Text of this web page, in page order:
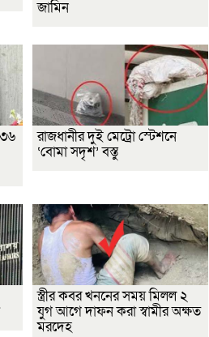
জামিন
রাজধানীর দুই মেট্রো স্টেশনে
‘বোমা সদৃশ’ বস্তু
স্ত্রীর কবর খননের সময় মিলল ২
যুগ আগে দাফন করা স্বামীর অক্ষত
মরদেহ